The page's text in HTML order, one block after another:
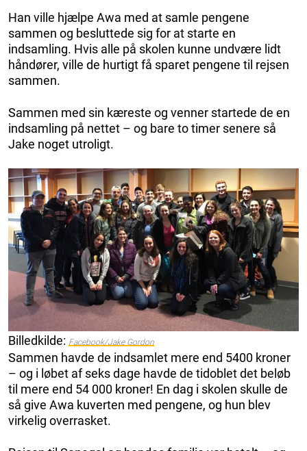
Han ville hjælpe Awa med at samle pengene
sammen og besluttede sig for at starte en
indsamling. Hvis alle på skolen kunne undvære lidt
håndører, ville de hurtigt få sparet pengene til rejsen
sammen.
Sammen med sin kæreste og venner startede de en
indsamling på nettet – og bare to timer senere så
Jake noget utroligt.
Billedkilde: Facebook/Jake Gordon
Sammen havde de indsamlet mere end 5400 kroner
– og i løbet af seks dage havde de tidoblet det beløb
til mere end 54 000 kroner! En dag i skolen skulle de
så give Awa kuverten med pengene, og hun blev
virkelig overrasket.